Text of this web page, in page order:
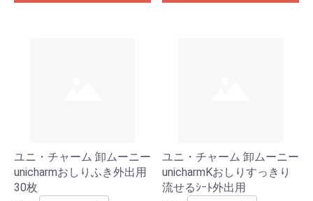
ユニ・チャーム 卸ムーニー
unicharmおしりふき外出用
30枚
ユニ・チャーム 卸ムーニー
unicharmKおしりすっきり
流せるｼｰﾄ外出用